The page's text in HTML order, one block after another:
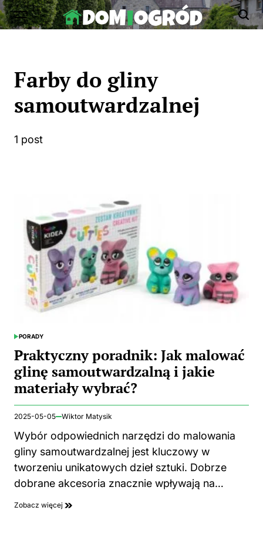
Skip
to
Farby do gliny
samoutwardzalnej
1 post
POSTED
PORADY
Praktyczny poradnik: Jak malować
glinę samoutwardzalną i jakie
materiały wybrać?
2025-05-05 Wiktor Matysik
Wybór odpowiednich narzędzi do malowania
gliny samoutwardzalnej jest kluczowy w
tworzeniu unikatowych dzieł sztuki. Dobrze
dobrane akcesoria znacznie wpływają na…
Zobacz więcej